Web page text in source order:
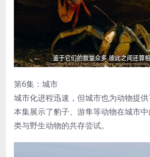
第6集：城市
城市化进程迅速，但城市也为动物提供
本集展示了豹子、游隼等动物在城市
类与野生动物的共存尝试。